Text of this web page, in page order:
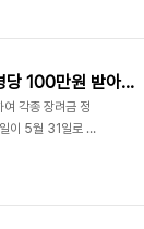
의 피로를 풀 수
하겠습니다. PP
Lounge), 라
지 이용 서비스를
비스들은 여행객
게 시간을 보낼
가지고 있어, 여
늦지 않았어요! 자녀 1명당 100만원 받아가는 방법! 자녀장려금 신청방법 총정리
각종 장려금 정
이 5월 31일로 현
날 구멍이 있지